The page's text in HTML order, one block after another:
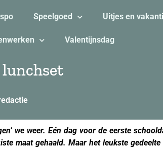
Speelgoed Uitjes en
Valentijnsdag
we weer. Eén dag voor de eerste
maat gehaald. Maar het leukste